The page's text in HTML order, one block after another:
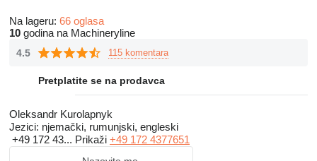
Na lageru: 66 oglasa
10 godina na Machineryline
4.5 115 komentara
Pretplatite se na prodavca
Oleksandr Kurolapnyk
Jezici: njemački, rumunjski, engleski
+49 172 43... Prikaži +49 172 4377651